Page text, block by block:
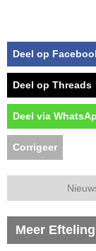
Deel op
Deel op Threads
Deel via
Corrigeer
Meer Efteling